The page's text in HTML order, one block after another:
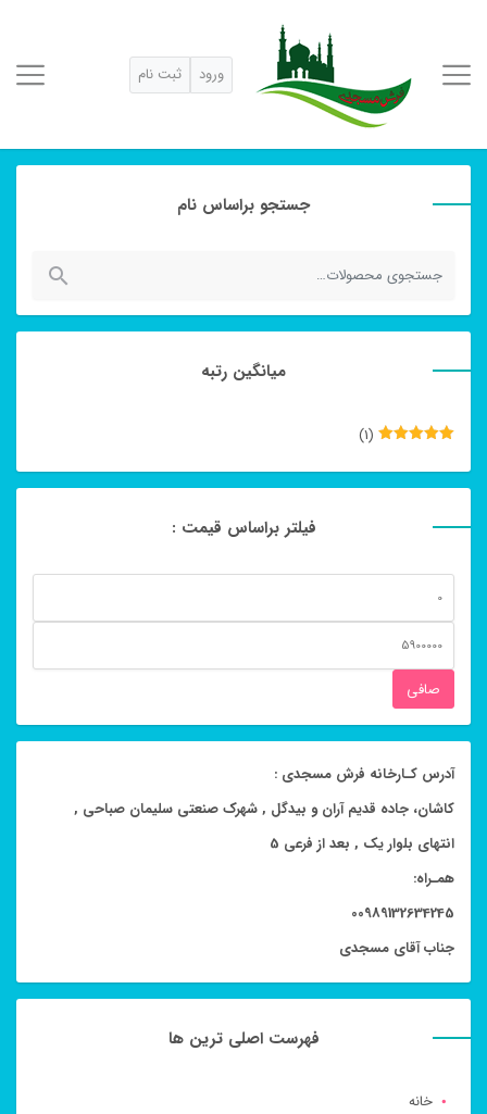
ورود ثبت نام
جستجو براساس نام
جستجو
میانگین رتبه
(1)
فیلتر براساس قیمت :
قیمت
قيمت
صافی
آدرس کـارخانه فرش مسجدی :
کاشان، جاده قدیم آران و بیدگل , شهرک صنعتی سلیمان صباحی ,
انتهای بلوار یک , بعد از فرعی 5
همـراه:
00989132634245
جناب آقای مسجدی
فهرست اصلی ترین ها
خانه